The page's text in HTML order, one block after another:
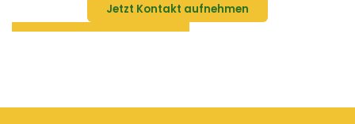
Jetzt Kontakt aufnehmen